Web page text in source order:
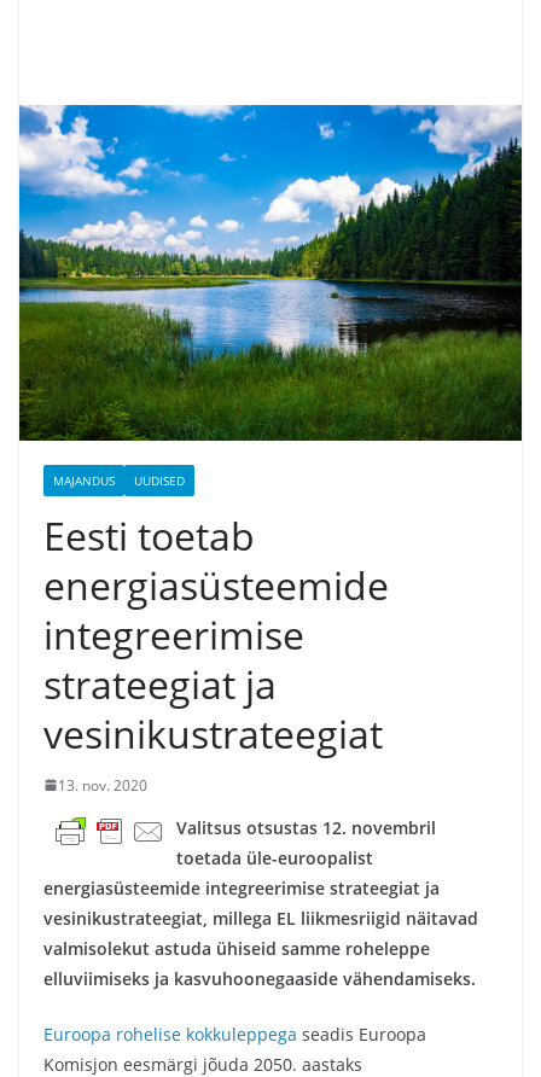
MAJANDUS UUDISED
Eesti toetab
energiasüsteemide
integreerimise
strateegiat ja
vesinikustrateegiat
13. nov. 2020
Valitsus otsustas 12. novembril
toetada üle-euroopalist
energiasüsteemide integreerimise strateegiat ja
vesinikustrateegiat, millega EL liikmesriigid näitavad
valmisolekut astuda ühiseid samme roheleppe
elluviimiseks ja kasvuhoonegaaside vähendamiseks.
Euroopa rohelise kokkuleppega seadis Euroopa
Komisjon eesmärgi jõuda 2050. aastaks